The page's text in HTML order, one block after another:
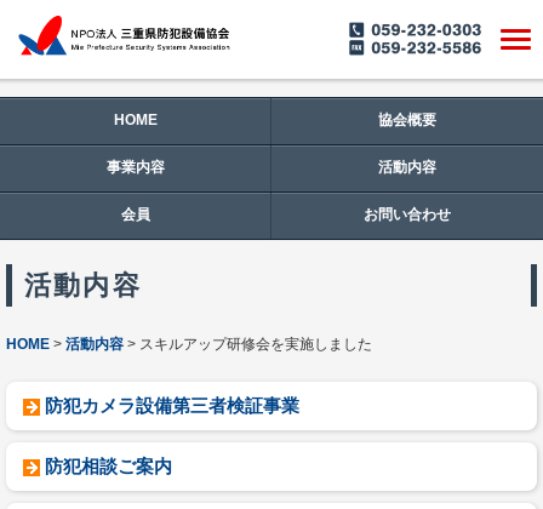
HOME 協会概要
事業内容 活動内容
会員 お問い合わせ
活動内容
HOME 活動内容 スキルアップ研修会を実施しました
防犯カメラ設備第三者検証事業
防犯相談ご案内